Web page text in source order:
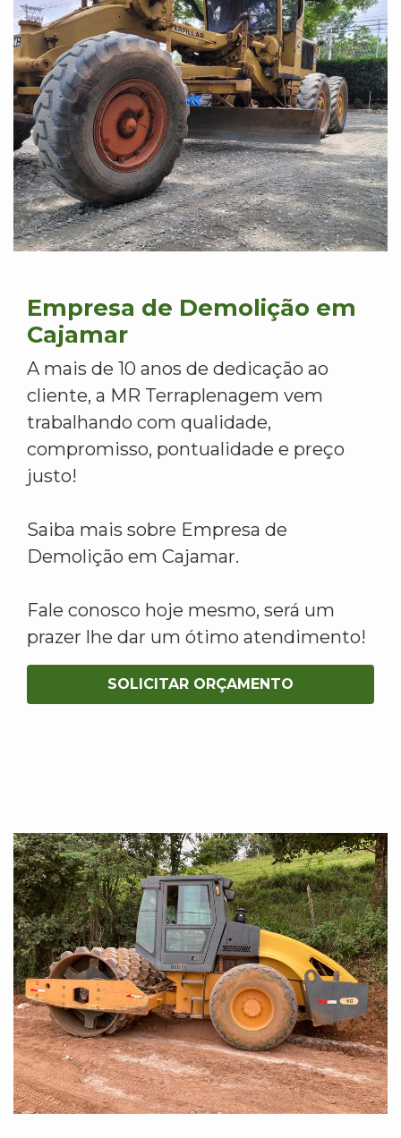
Empresa de Demolição em
Cajamar
A mais de 10 anos de dedicação ao
cliente, a MR Terraplenagem vem
trabalhando com qualidade,
compromisso, pontualidade e preço
justo!
Saiba mais sobre Empresa de
Demolição em Cajamar.
Fale conosco hoje mesmo, será um
prazer lhe dar um ótimo atendimento!
SOLICITAR ORÇAMENTO